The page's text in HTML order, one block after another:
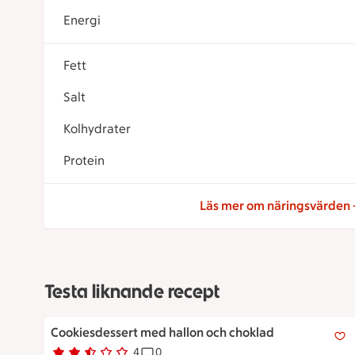
Energi
Fett
Salt
Kolhydrater
Protein
Läs mer om näringsvärden
Testa liknande recept
Cookiesdessert med hallon och choklad
Cookiesdessert med hallon och choklad